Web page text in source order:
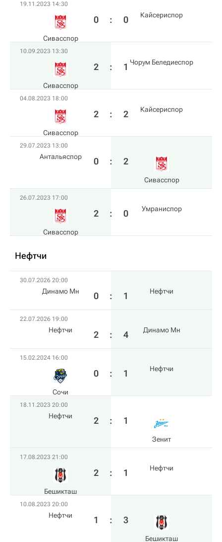
19.11.2023 14:30
Сивасспор
0 : 0 Кайсериспор
10.09.2023 13:30
Сивасспор
2 : 1 Чорум Беледиеспор
04.08.2023 18:00
Сивасспор
2 : 2 Кайсериспор
29.07.2023 13:00
Антальяспор 0 : 2
Сивасспор
26.07.2023 17:00
Сивасспор
2 : 0 Умраниспор
Нефтчи
30.07.2026 20:00
Динамо Мн 0 : 1 Нефтчи
22.07.2026 19:00
Нефтчи 2 : 4 Динамо Мн
15.02.2024 16:00
Сочи
0 : 1 Нефтчи
18.11.2023 20:00
Нефтчи 2 : 1
Зенит
17.08.2023 21:00
Бешикташ
2 : 1 Нефтчи
10.08.2023 20:00
Нефтчи 1 : 3
Бешикташ